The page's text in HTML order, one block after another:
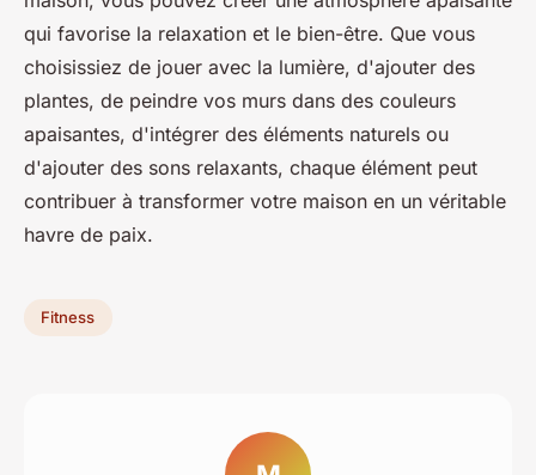
qui favorise la relaxation et le bien-être. Que vous
choisissiez de jouer avec la lumière, d'ajouter des
plantes, de peindre vos murs dans des couleurs
apaisantes, d'intégrer des éléments naturels ou
d'ajouter des sons relaxants, chaque élément peut
contribuer à transformer votre maison en un véritable
havre de paix.
Fitness